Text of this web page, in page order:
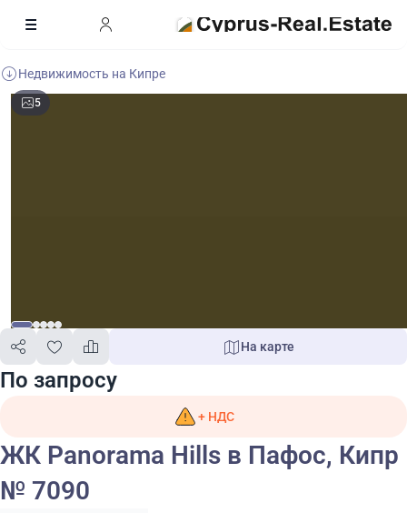
Недвижимость на Кипре
5
По запросу
На карте
+ НДС
ЖК Panorama Hills в Пафос, Кипр
№ 7090